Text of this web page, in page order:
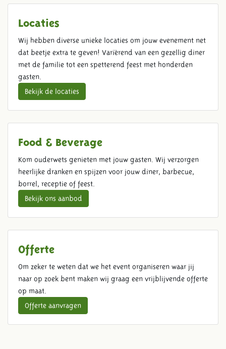
Locaties
Wij hebben diverse unieke locaties om jouw evenement net
dat beetje extra te geven! Variërend van een gezellig diner
met de familie tot een spetterend feest met honderden
gasten.
Bekijk de locaties
Food & Beverage
Kom ouderwets genieten met jouw gasten. Wij verzorgen
heerlijke dranken en spijzen voor jouw diner, barbecue,
borrel, receptie of feest.
Bekijk ons aanbod
Offerte
Om zeker te weten dat we het event organiseren waar jij
naar op zoek bent maken wij graag een vrijblijvende offerte
op maat.
Offerte aanvragen